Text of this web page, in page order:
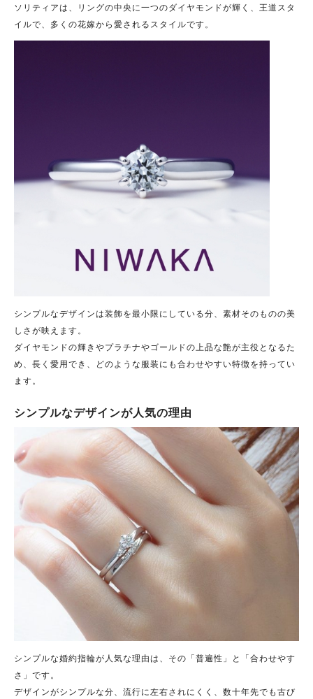
ソリティアは、リングの中央に一つのダイヤモンドが輝く、王道スタ
イルで、多くの花嫁から愛されるスタイルです。
シンプルなデザインは装飾を最小限にしている分、素材そのものの美
しさが映えます。
ダイヤモンドの輝きやプラチナやゴールドの上品な艶が主役となるた
め、長く愛用でき、どのような服装にも合わせやすい特徴を持ってい
ます。
シンプルなデザインが人気の理由
シンプルな婚約指輪が人気な理由は、その「普遍性」と「合わせやす
さ」です。
デザインがシンプルな分、流行に左右されにくく、数十年先でも古び